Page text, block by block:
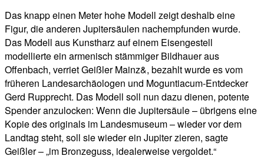
Das knapp einen Meter hohe Modell zeigt deshalb eine
Figur, die anderen Jupitersäulen nachempfunden wurde.
Das Modell aus Kunstharz auf einem Eisengestell
modellierte ein armenisch stämmiger Bildhauer aus
Offenbach, verriet Geißler Mainz&, bezahlt wurde es vom
früheren Landesarchäologen und Moguntiacum-Entdecker
Gerd Rupprecht. Das Modell soll nun dazu dienen, potente
Spender anzulocken: Wenn die Jupitersäule – übrigens eine
Kopie des originals im Landesmuseum – wieder vor dem
Landtag steht, soll sie wieder ein Jupiter zieren, sagte
Geißler – „im Bronzeguss, idealerweise vergoldet.“